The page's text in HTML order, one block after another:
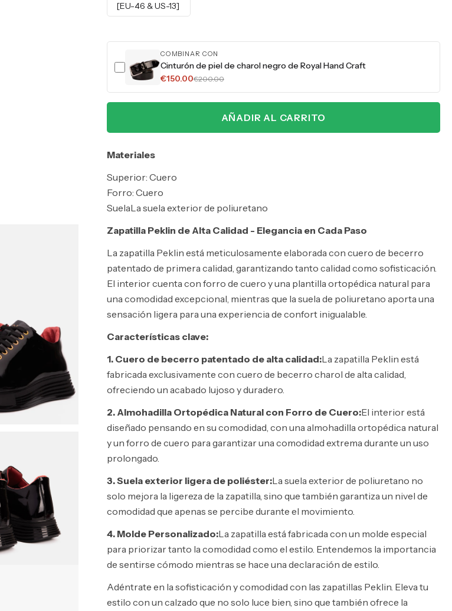
[EU-46 & US-13]
COMBINAR CON
Cinturón de piel de charol negro de Royal Hand Craft
€150.00€200.00
AÑADIR AL CARRITO
Materiales
Superior: Cuero
Forro: Cuero
SuelaLa suela exterior de poliuretano
Zapatilla Peklin de Alta Calidad - Elegancia en Cada Paso
La zapatilla Peklin está meticulosamente elaborada con cuero de becerro
patentado de primera calidad, garantizando tanto calidad como sofisticación.
El interior cuenta con forro de cuero y una plantilla ortopédica natural para
una comodidad excepcional, mientras que la suela de poliuretano aporta una
sensación ligera para una experiencia de confort inigualable.
Características clave:
1. Cuero de becerro patentado de alta calidad:La zapatilla Peklin está
fabricada exclusivamente con cuero de becerro charol de alta calidad,
ofreciendo un acabado lujoso y duradero.
2. Almohadilla Ortopédica Natural con Forro de Cuero:El interior está
diseñado pensando en su comodidad, con una almohadilla ortopédica natural
y un forro de cuero para garantizar una comodidad extrema durante un uso
prolongado.
3. Suela exterior ligera de poliéster:La suela exterior de poliuretano no
solo mejora la ligereza de la zapatilla, sino que también garantiza un nivel de
comodidad que apenas se percibe durante el movimiento.
4. Molde Personalizado:La zapatilla está fabricada con un molde especial
para priorizar tanto la comodidad como el estilo. Entendemos la importancia
de sentirse cómodo mientras se hace una declaración de estilo.
Adéntrate en la sofisticación y comodidad con las zapatillas Peklin. Eleva tu
estilo con un calzado que no solo luce bien, sino que también ofrece la